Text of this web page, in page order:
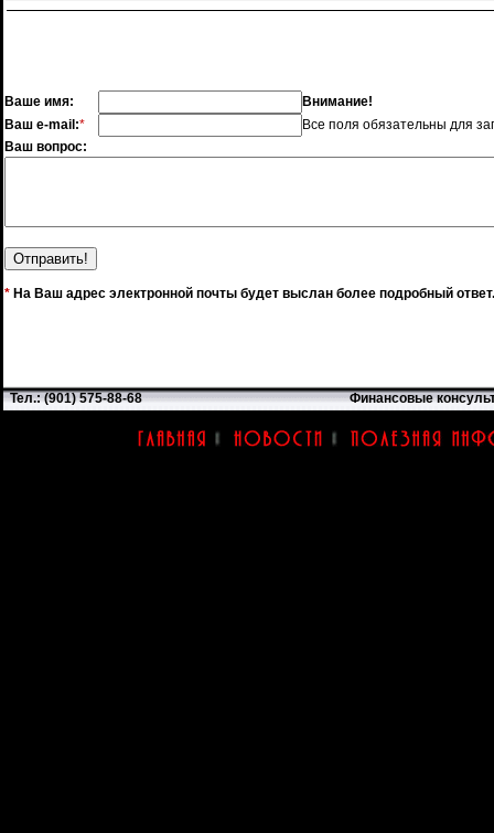
Ваше имя:
Внимание!
Ваш e-mail:*
Все поля обязательны для
Ваш вопрос:
* На Ваш адрес электронной почты будет выслан более подробный ответ.
Тел.: (901) 575-88-68 Финансовые